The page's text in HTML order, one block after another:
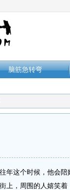
脑筋急转弯
这个时候，他会陪
上，周围的人嬉笑